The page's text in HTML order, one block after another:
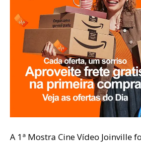
A 1ª Mostra Cine Vídeo Joinville